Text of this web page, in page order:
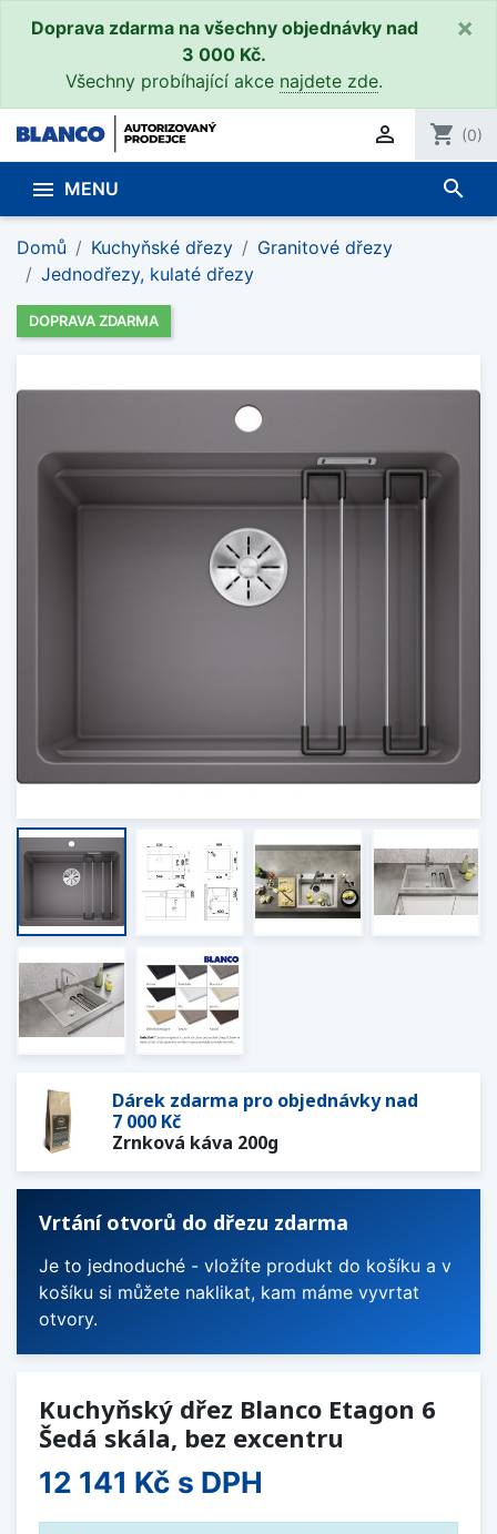
Doprava zdarma na všechny objednávky nad
3 000 Kč.
Všechny probíhající akce najdete zde.
×
 shopping_cart (0)
 MENU search
Domů Kuchyňské dřezy
Granitové dřezy
Jednodřezy, kulaté dřezy
DOPRAVA ZDARMA
Dárek zdarma pro objednávky nad
7 000 Kč
Zrnková káva 200g
Vrtání otvorů do dřezu zdarma
Je to jednoduché - vložíte produkt do košíku a v
košíku si můžete naklikat, kam máme vyvrtat
otvory.
Kuchyňský dřez Blanco Etagon 6
Šedá skála, bez excentru
12 141 Kč s DPH